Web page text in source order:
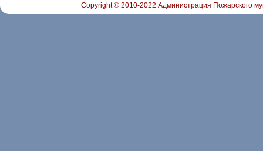
Copyright © 2010-2022 Администрация Пожарского